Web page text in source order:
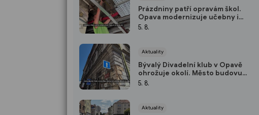
Prázdniny patří opravám škol.
Opava modernizuje učebny i
rozvody
5. 8.
Aktuality
Bývalý Divadelní klub v Opavě
ohrožuje okolí. Město budovu
zabezpečilo kvůli padající
5. 8.
Aktuality